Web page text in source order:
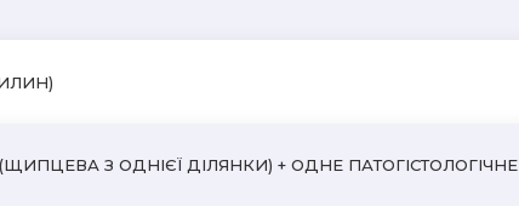
З ОДНІЄЇ ДІЛЯНКИ) + ОДНЕ ПАТОГІСТОЛОГІЧНЕ